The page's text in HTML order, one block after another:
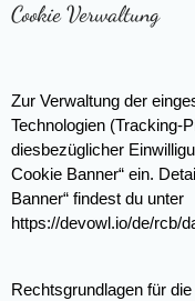
Cookie Verwaltung
Zur Verwaltung der
Technologien (Tracking-
diesbezüglicher
Cookie Banner“ ein.
Banner“ findest du unter
https://devowl.io/de/rcb/
Rechtsgrundlagen für